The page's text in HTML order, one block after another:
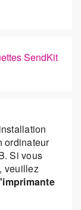
SendKit
ordinateur
Si vous
veuillez